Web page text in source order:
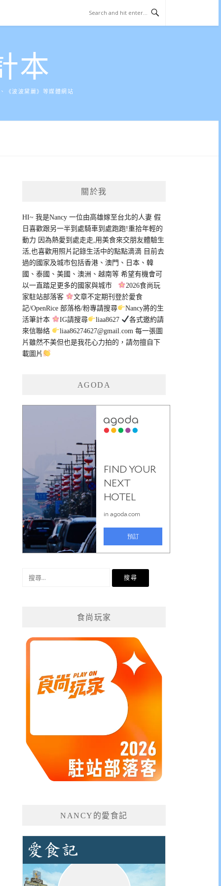
本
《波波黛麗》等媒體網站
關於我
HI~ 我是Nancy 一位由高雄嫁至台北的人妻 假
日喜歡跟另一半到處騎車到處跑跑!重拾年輕的
動力 因為熱愛到處走走,用美食來交朋友體驗生
活,也喜歡用照片記錄生活中的點點滴滴 目前去
過的國家及城市包括香港、澳門、日本、韓
國、泰國、美國、澳洲、越南等 希望有機會可
以一直踏足更多的國家與城市
2026食尚玩
家駐站部落客
文章不定期刊登於愛食
記/OpenRice 部落格/粉專請搜尋
Nancy將的生
活筆計本
IG請搜尋 liaa8627
各式邀約請
來信聯絡
liaa86274627@gmail.com 每一張圖
片雖然不美但也是我花心力拍的，請勿擅自下
載圖片
AGODA
食尚玩家
NANCY的愛食記